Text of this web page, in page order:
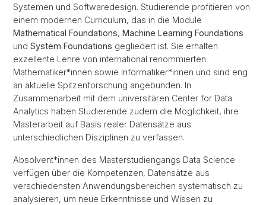
Systemen und Softwaredesign. Studierende profitieren von
einem modernen Curriculum, das in die Module
Mathematical Foundations, Machine Learning Foundations
und System Foundations gegliedert ist. Sie erhalten
exzellente Lehre von international renommierten
Mathematiker*innen sowie Informatiker*innen und sind eng
an aktuelle Spitzenforschung angebunden. In
Zusammenarbeit mit dem universitären Center for Data
Analytics haben Studierende zudem die Möglichkeit, ihre
Masterarbeit auf Basis realer Datensätze aus
unterschiedlichen Disziplinen zu verfassen.
Absolvent*innen des Masterstudiengangs Data Science
verfügen über die Kompetenzen, Datensätze aus
verschiedensten Anwendungsbereichen systematisch zu
analysieren, um neue Erkenntnisse und Wissen zu